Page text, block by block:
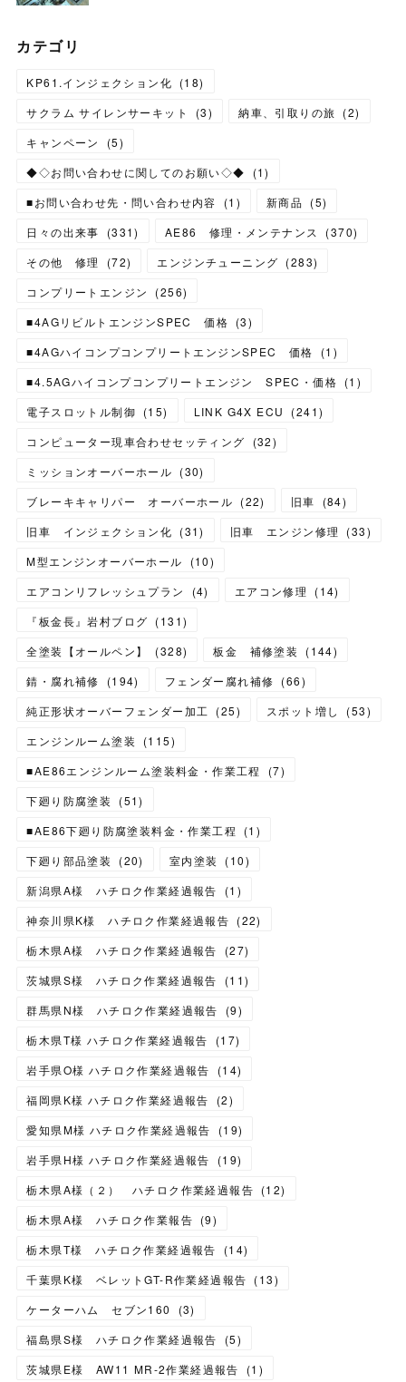
カテゴリ
KP61.インジェクション化 (18)
サクラム サイレンサーキット
(3) 納車、引取りの旅 (2)
キャンペーン
(5)
◆◇お問い合わせに関してのお願い◇◆
(1)
■お問い合わせ先・問い合わせ内容
(1 ) 新商品 (5)
日々の出来事
(331) AE86 修理・メンテナンス (370)
その他 修理
(72) エンジンチューニング (283)
コンプリートエンジン
(256)
■4AGリビルトエンジンSPEC 価格 (3)
■4AGハイコンプコンプリートエンジンSPEC 価格
(1 )
■4.5AGハイコンプコンプリートエンジン SPEC・価格 (1 )
電子スロットル制御 (15) LINK G4X ECU (241)
コンピューター現車合わせセッティング
(32)
ミッションオーバーホール (30)
ブレーキキャリパー オーバーホール (22) 旧車 (84)
旧車 インジェクション化 (31) 旧車 エンジン修理 (33)
M型エンジンオーバーホール
(10)
エアコンリフレッシュプラン
(4) エアコン修理 (14)
『板金長』岩村ブログ (131)
全塗装【オールペン】
(328) 板金 補修塗装 (144)
錆・腐れ補修
(194) フェンダー腐れ補修 (66)
純正形状オーバーフェンダー加工
(25) スポット増し (53)
エンジンルーム塗装
(115)
■AE86エンジンルーム塗装料金・作業工程
(7)
下廻り防腐塗装
(51)
■AE86下廻り防腐塗装料金・作業工程
(1 )
下廻り部品塗装
(20) 室内塗装 (10)
新潟県A様 ハチロク作業経過報告
(1 )
神奈川県K様 ハチロク作業経過報告 (22)
栃木県A様 ハチロク作業経過報告
(27)
茨城県S様 ハチロク作業経過報告
(11)
群馬県N様 ハチロク作業経過報告
(9)
栃木県T様 ハチロク作業経過報告
(17)
岩手県O様 ハチロク作業経過報告
(14)
福岡県K様 ハチロク作業経過報告
(2)
愛知県M様 ハチロク作業経過報告
(19)
岩手県H様 ハチロク作業経過報告
(19)
栃木県A様（２） ハチロク作業経過報告 (12)
栃木県A様 ハチロク作業報告 (9)
栃木県T様 ハチロク作業経過報告
(14)
千葉県K様 ベレットGT-R作業経過報告 (13)
ケーターハム セブン160
(3)
福島県S様 ハチロク作業経過報告
(5)
茨城県E様 AW11 MR-2作業経過報告
(1 )